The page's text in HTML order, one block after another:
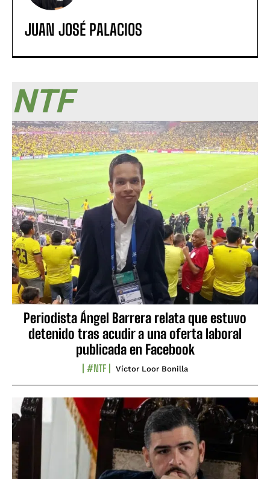
JUAN JOSÉ PALACIOS
NTF
Periodista Ángel Barrera relata que estuvo
detenido tras acudir a una oferta laboral
publicada en Facebook
#NTF Víctor Loor Bonilla